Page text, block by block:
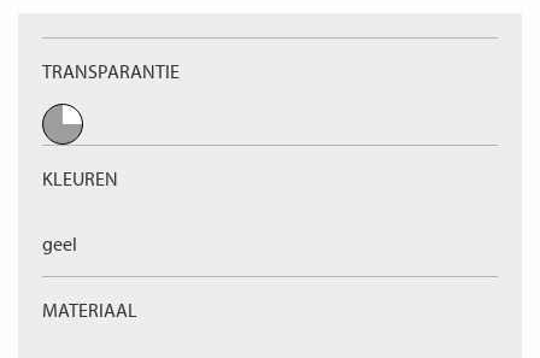
TRANSPARANTIE
KLEUREN
geel
MATERIAAL